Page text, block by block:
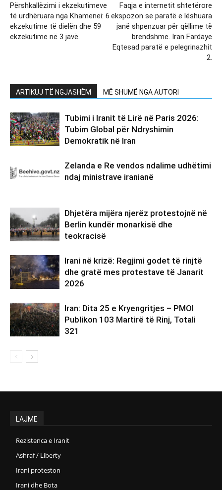
Përshkallëzimi i ekzekutimeve
të urdhëruara nga Khamenei: 6
ekzekutime të dielën dhe 59
ekzekutime në 3 javë.
Faqja e internetit shtetërore
ekspozon se paratë e lëshuara
janë shpenzuar për qëllime të
brendshme. Iran Fardaye
Eqtesad paratë e pelegrinazhit
2.
ARTIKUJ TË NGJASHËM MË SHUMË NGA AUTORI
Tubimi i Iranit të Lirë në Paris 2026:
Tubim Global për Ndryshimin
Demokratik në Iran
Zelanda e Re vendos ndalime udhëtimi
ndaj ministrave iranianë
Dhjetëra mijëra njerëz protestojnë në
Berlin kundër monarkisë dhe
teokracisë
Irani në krizë: Regjimi godet të rinjtë
dhe gratë mes protestave të Janarit
2026
Iran: Dita 25 e Kryengritjes – PMOI
Publikon 103 Martirë të Rinj, Totali
321
LAJME
Rezistenca e Iranit
Ashraf / Liberty
Irani proteston
Irani dhe Bota